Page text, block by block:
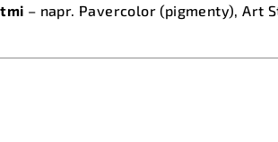
– napr. Pavercolor (pigmenty), Art